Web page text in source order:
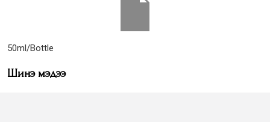
50ml/Bottle
Шинэ мэдээ